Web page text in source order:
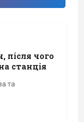
після чого
станція
та